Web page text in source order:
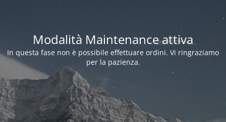
Modalità Maintenance attiva
In questa fase non è possibile effettuare ordini. Vi ringraziamo
per la pazienza.